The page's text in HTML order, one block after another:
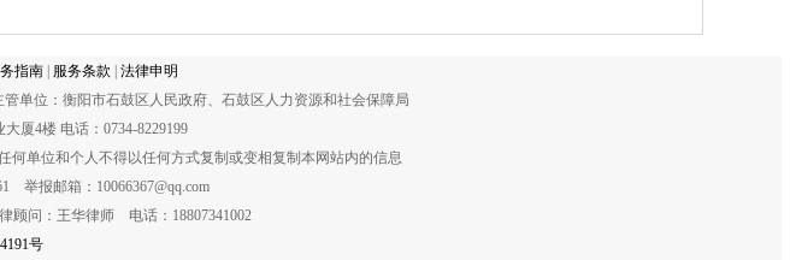
指南 服务条款
法律申明
单位：衡阳市石鼓区人民政府、石鼓区人力资源和社会保障局
厦4楼 电话：0734-8229199
单位和个人不得以任何方式复制或变相复制本网站内的信息
举报邮箱：10066367@qq.com
顾问：王华律师 电话：18807341002
号